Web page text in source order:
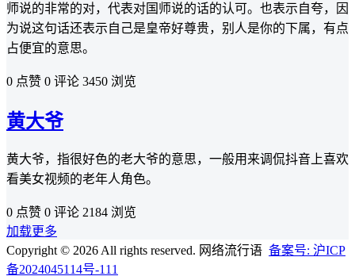
师说的非常的对，代表对国师说的话的认可。也表示自夸，因
为说这句话还表示自己是皇帝好尊贵，别人是你的下属，有点
占便宜的意思。
0 点赞 0 评论 3450 浏览
黄大爷
黄大爷，指很‌‌‌‌‌‌好色的老大爷的意思，一般用来调侃抖音上喜欢
看美女视频的老年人角色。
0 点赞 0 评论 2184 浏览
加载更多
Copyright © 2026 All rights reserved. 网络流行语 备案号: 沪ICP
备2024045114号-111